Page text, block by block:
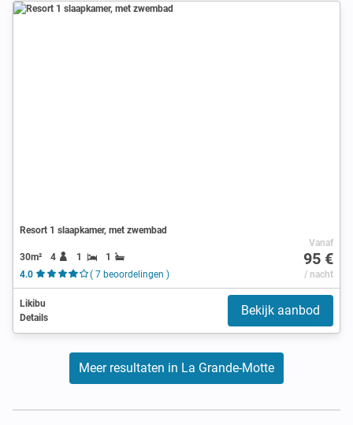
Resort 1 slaapkamer, met zwembad
30m² 4 1
1
4.0
( 7 beoordelingen )
Vanaf
95 €
/ nacht
Likibu
Details
Bekijk aanbod
Meer resultaten in La Grande-Motte